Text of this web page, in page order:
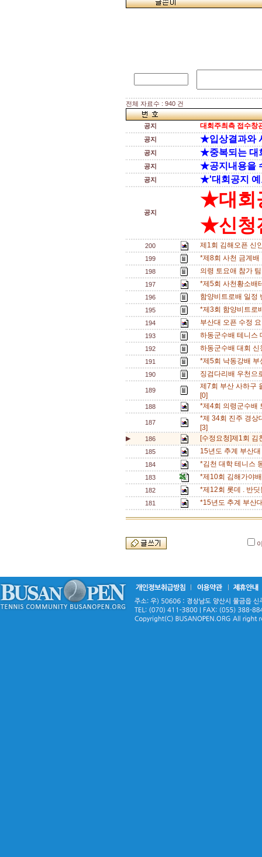
전체 자료수 : 940 건
공지 대회주최측 접수창
공지 ★입상결과와
공지 ★중복되는 대
공지 ★공지내용을
공지 ★'대회공지 예
공지
★대회
★신청
200 제1회 김해오픈 신
199 *제8회 사천 금계
198 의령 토요애 참가
197 *제5회 사천황소배
196 함양비트로배 일정
195 *제3회 함양비트로
194 부산대 오픈 수정
193 하동군수배 테니스
192 하동군수배 대회
191 *제5회 낙동강배
190 징검다리배 우천
189
제7회 부산 사하구
[0]
188 *제4회 의령군수배
187
*제 34회 진주 경상
[3]
▶ 186 [수정요청]제1회 김
185 15년도 추계 부산
184 *김천 대학 테니스
183 *제10회 김해가야
182 *제12회 롯데 . 반
181 *15년도 추계 부산